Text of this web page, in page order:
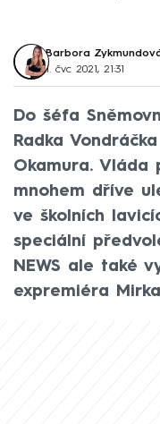
Barbora
1. čvc 2021, 21:31
Do šéfa
Radka
Okamura. Vláda
mnohem dříve
ve školních
speciální
NEWS ale také
expremiéra